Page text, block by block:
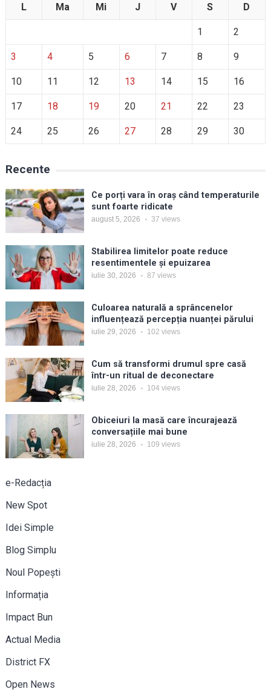
L Ma Mi J V S D
1 2
3 4 5 6 7 8 9
10 11 12 13 14 15 16
17 18 19 20 21 22 23
24 25 26 27 28 29 30
Recente
Ce porți vara în oraș când temperaturile
sunt foarte ridicate
august 5, 2026 37 views
Stabilirea limitelor poate reduce
resentimentele și epuizarea
iulie 30, 2026 87 views
Culoarea naturală a sprâncenelor
influențează percepția nuanței părului
iulie 29, 2026 102 views
Cum să transformi drumul spre casă
într-un ritual de deconectare
iulie 28, 2026 104 views
Obiceiuri la masă care încurajează
conversațiile mai bune
iulie 28, 2026 109 views
e-Redacția
New Spot
Idei Simple
Blog Simplu
Noul Popești
Informația
Impact Bun
Actual Media
District FX
Open News